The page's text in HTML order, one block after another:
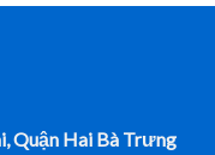
Quận Hai Bà Trưng